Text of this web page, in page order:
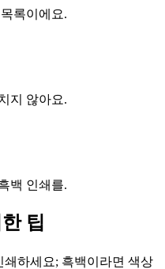
록이에요.
지 않아요.
백 인쇄를.
팁
쇄하세요; 흑백이라면 색상